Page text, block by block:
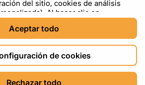
© 2026 DXF4YOU.
del sitio, cookies de análisis
Al hacer clic en
Al hacer clic en
qué categorías de cookies
cambiar o retirar su
momento a través del
de cookies” en la parte inferior del
información sobre el uso de
Aceptar todo
de cookies
Rechazar todo